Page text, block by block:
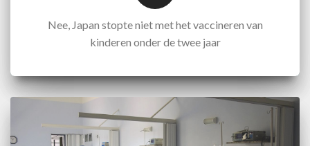
Nee, Japan stopte niet met het vaccineren van
kinderen onder de twee jaar